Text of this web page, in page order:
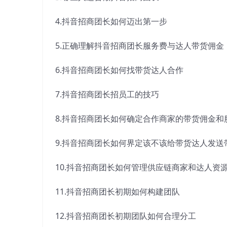
4.抖音招商团长如何迈出第一步
5.正确理解抖音招商团长服务费与达人带货佣金
6.抖音招商团长如何找带货达人合作
7.抖音招商团长招员工的技巧
8.抖音招商团长如何确定合作商家的带货佣金和
9.抖音招商团长如何界定该不该给带货达人发送
10.抖音招商团长如何管理供应链商家和达人资
11.抖音招商团长初期如何构建团队
12.抖音招商团长初期团队如何合理分工